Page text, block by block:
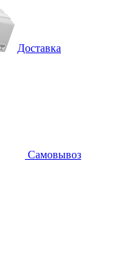
Доставка
Самовывоз